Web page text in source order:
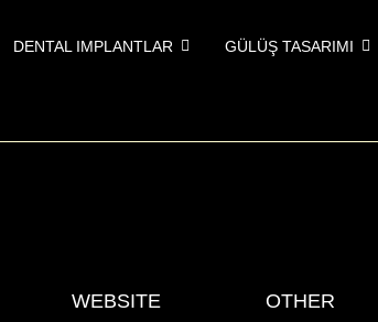
DENTAL IMPLANTLAR GÜLÜŞ TASARIMI
WEBSITE OTHER